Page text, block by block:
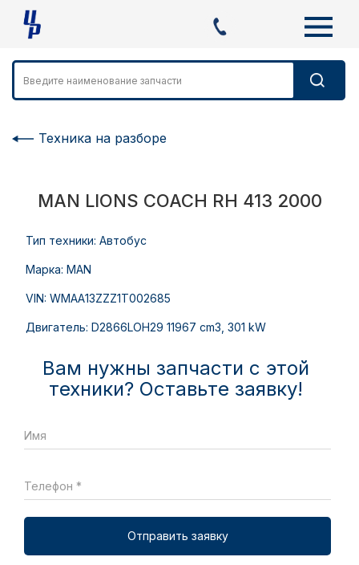
Техника на разборе
MAN LIONS COACH RH 413 2000
Тип техники: Автобус
Марка: MAN
VIN: WMAA13ZZZ1T002685
Двигатель: D2866LOH29 11967 cm3, 301 kW
Вам нужны запчасти с этой
техники? Оставьте заявку!
Имя
Телефон *
Отправить заявку